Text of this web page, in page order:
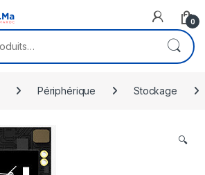
0
Périphérique Stockage
🔍